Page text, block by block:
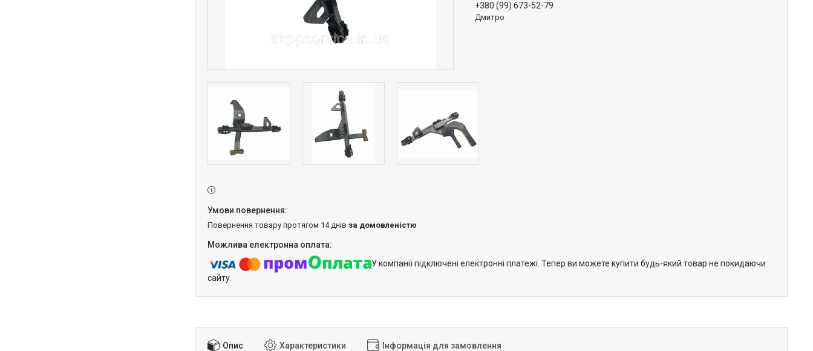
+380 (99) 673-52-79
Дмитро
повернення товару протягом 14 днів за домовленістю
У компанії підключені електронні платежі. Тепер ви можете купити будь-який товар не покидаючи
сайту.
Опис Характеристики Інформація для замовлення